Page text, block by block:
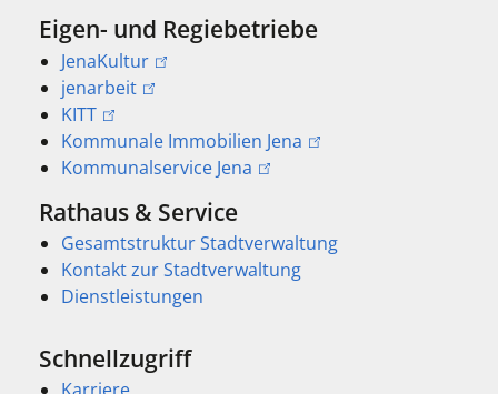
Eigen- und Regiebetriebe
JenaKultur
jenarbeit
KITT
Kommunale Immobilien Jena
Kommunalservice Jena
Rathaus & Service
Gesamtstruktur Stadtverwaltung
Kontakt zur Stadtverwaltung
Dienstleistungen
Schnellzugriff